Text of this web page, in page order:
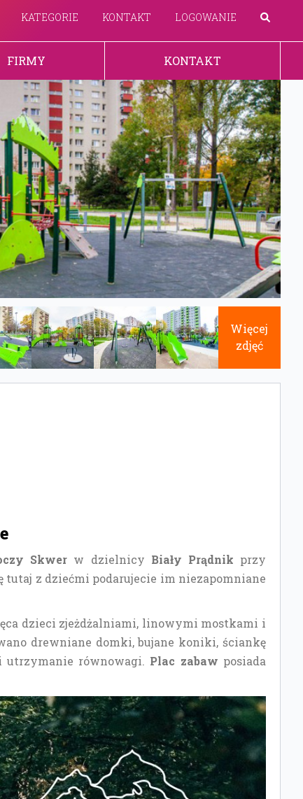
KATEGORIE KONTAKT LOGOWANIE
FIRMY KONTAKT
Więcej
zdjęć
Skwer w dzielnicy Biały Prądnik przy
z dziećmi podarujecie im niezapomniane
dzieci zjeżdżalniami, linowymi mostkami i
drewniane domki, bujane koniki, ściankę
utrzymanie równowagi. Plac zabaw posiada